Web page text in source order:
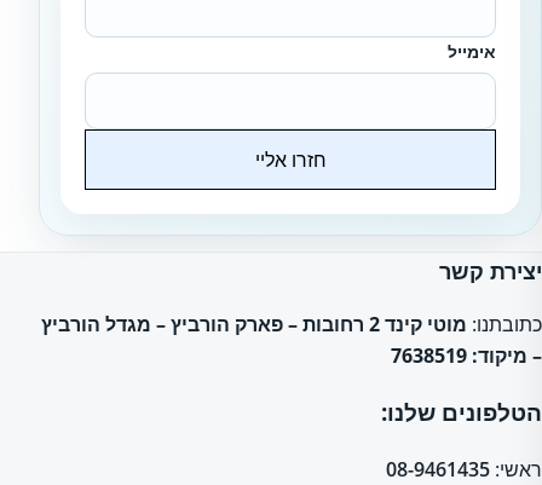
אימייל
חזרו אליי
יצירת קשר
כתובתנו:
מוטי קינד 2 רחובות – פארק הורביץ – מגדל הורביץ
– מיקוד: 7638519
הטלפונים שלנו:
ראשי: 08-9461435